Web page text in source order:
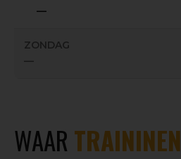
—
ZONDAG
—
WAAR TRAININEN